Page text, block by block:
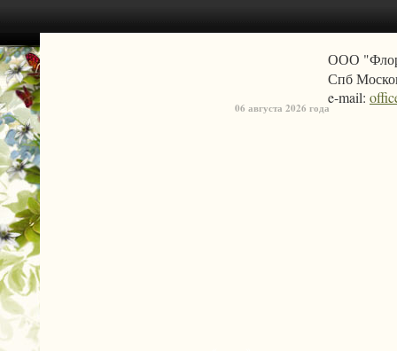
06 августа 2026 года
ООО
Спб
e-mail: